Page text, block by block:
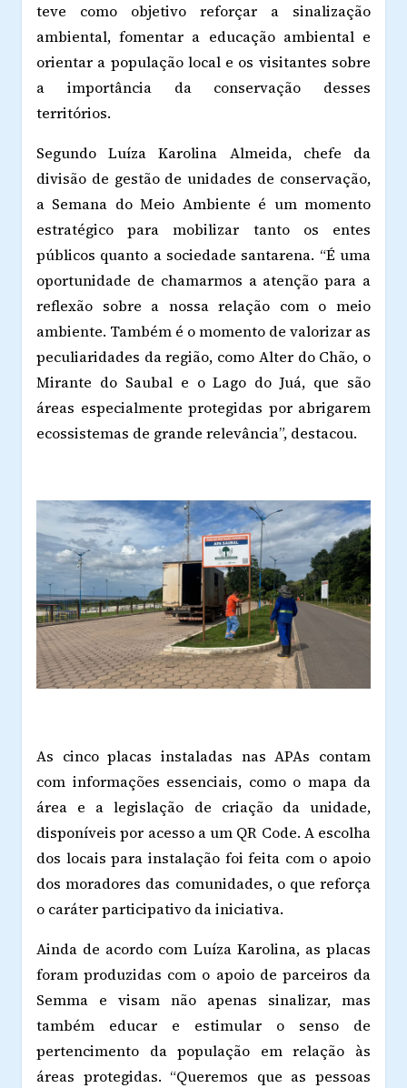
teve como objetivo reforçar a sinalização
ambiental, fomentar a educação ambiental e
orientar a população local e os visitantes sobre
a importância da conservação desses
territórios.
Segundo Luíza Karolina Almeida, chefe da
divisão de gestão de unidades de conservação,
a Semana do Meio Ambiente é um momento
estratégico para mobilizar tanto os entes
públicos quanto a sociedade santarena. “É uma
oportunidade de chamarmos a atenção para a
reflexão sobre a nossa relação com o meio
ambiente. Também é o momento de valorizar as
peculiaridades da região, como Alter do Chão, o
Mirante do Saubal e o Lago do Juá, que são
áreas especialmente protegidas por abrigarem
ecossistemas de grande relevância”, destacou.
As cinco placas instaladas nas APAs contam
com informações essenciais, como o mapa da
área e a legislação de criação da unidade,
disponíveis por acesso a um QR Code. A escolha
dos locais para instalação foi feita com o apoio
dos moradores das comunidades, o que reforça
o caráter participativo da iniciativa.
Ainda de acordo com Luíza Karolina, as placas
foram produzidas com o apoio de parceiros da
Semma e visam não apenas sinalizar, mas
também educar e estimular o senso de
pertencimento da população em relação às
áreas protegidas. “Queremos que as pessoas